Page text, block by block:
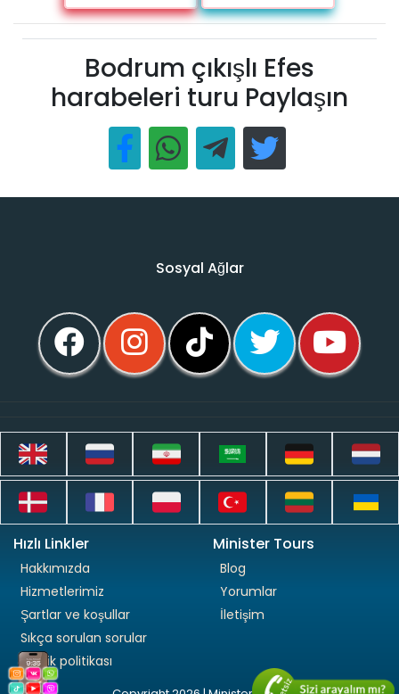
Bodrum çıkışlı Efes
harabeleri turu Paylaşın
Sosyal Ağlar
Hızlı Linkler
Hakkımızda
Hizmetlerimiz
Şartlar ve koşullar
Sıkça sorulan sorular
Gizlilik politikası
Minister Tours
Blog
Yorumlar
İletişim